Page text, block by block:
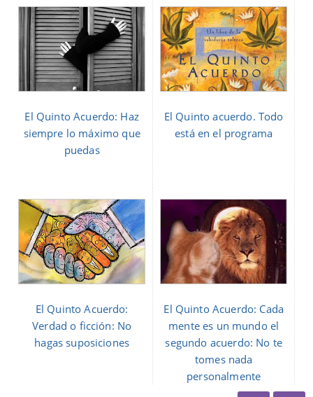
El Quinto Acuerdo: Haz
siempre lo máximo que
puedas
El Quinto acuerdo. Todo
está en el programa
El Quinto Acuerdo:
Verdad o ficción: No
hagas suposiciones
El Quinto Acuerdo: Cada
mente es un mundo el
segundo acuerdo: No te
tomes nada
personalmente